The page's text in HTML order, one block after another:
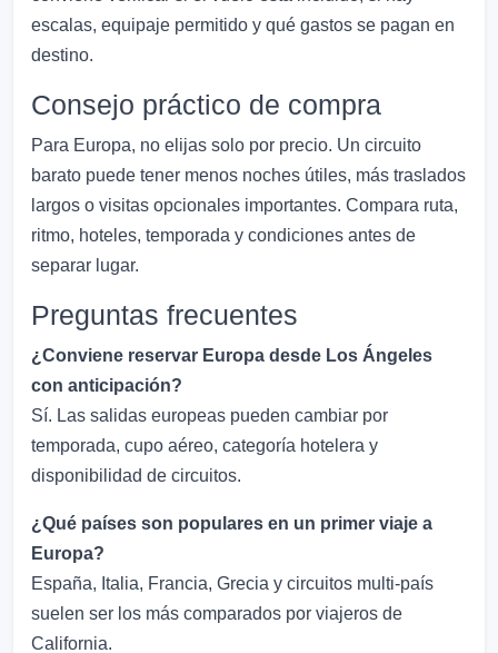
escalas, equipaje permitido y qué gastos se pagan en
destino.
Consejo práctico de compra
Para Europa, no elijas solo por precio. Un circuito
barato puede tener menos noches útiles, más traslados
largos o visitas opcionales importantes. Compara ruta,
ritmo, hoteles, temporada y condiciones antes de
separar lugar.
Preguntas frecuentes
¿Conviene reservar Europa desde Los Ángeles
con anticipación?
Sí. Las salidas europeas pueden cambiar por
temporada, cupo aéreo, categoría hotelera y
disponibilidad de circuitos.
¿Qué países son populares en un primer viaje a
Europa?
España, Italia, Francia, Grecia y circuitos multi-país
suelen ser los más comparados por viajeros de
California.